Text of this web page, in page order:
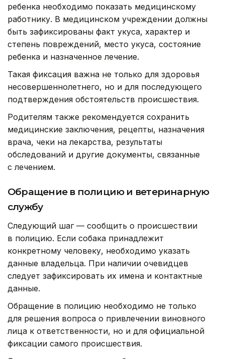
ребенка необходимо показать медицинскому
работнику. В медицинском учреждении должны
быть зафиксированы факт укуса, характер и
степень повреждений, место укуса, состояние
ребенка и назначенное лечение.
Такая фиксация важна не только для здоровья
несовершеннолетнего, но и для последующего
подтверждения обстоятельств происшествия.
Родителям также рекомендуется сохранить
медицинские заключения, рецепты, назначения
врача, чеки на лекарства, результаты
обследований и другие документы, связанные
с лечением.
Обращение в полицию и ветеринарную
службу
Следующий шаг — сообщить о происшествии
в полицию. Если собака принадлежит
конкретному человеку, необходимо указать
данные владельца. При наличии очевидцев
следует зафиксировать их имена и контактные
данные.
Обращение в полицию необходимо не только
для решения вопроса о привлечении виновного
лица к ответственности, но и для официальной
фиксации самого происшествия.